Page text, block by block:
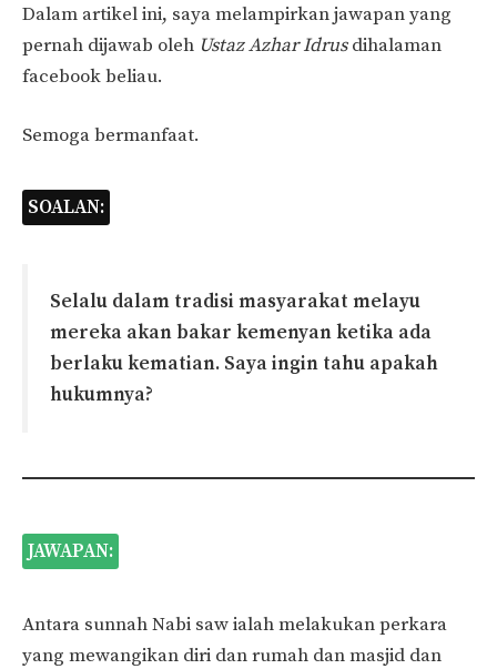
Dalam artikel ini, saya melampirkan jawapan yang
pernah dijawab oleh Ustaz Azhar Idrusdihalaman
facebook beliau.
Semoga bermanfaat.
SOALAN:
Selalu dalam tradisi masyarakat melayu
mereka akan bakar kemenyan ketika ada
berlaku kematian. Saya ingin tahu apakah
hukumnya?
JAWAPAN:
Antara sunnah Nabi saw ialah melakukan perkara
yang mewangikan diri dan rumah dan masjid dan